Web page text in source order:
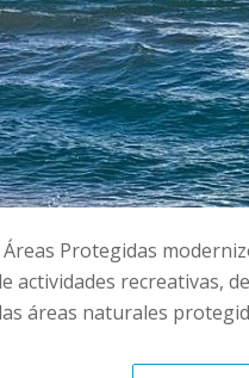
Áreas Protegidas
actividades recreativas,
áreas naturales